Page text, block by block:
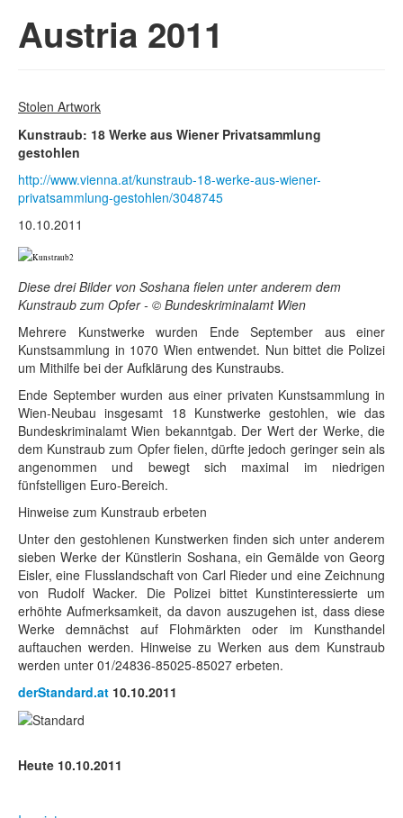
Austria 2011
Stolen Artwork
Kunstraub: 18 Werke aus Wiener Privatsammlung
gestohlen
http://www.vienna.at/kunstraub-18-werke-aus-wiener-
privatsammlung-gestohlen/3048745
10.10.2011
Diese drei Bilder von Soshana fielen unter anderem dem
Kunstraub zum Opfer - © Bundeskriminalamt Wien
Mehrere Kunstwerke wurden Ende September aus einer
Kunstsammlung in 1070 Wien entwendet. Nun bittet die Polizei
um Mithilfe bei der Aufklärung des Kunstraubs.
Ende September wurden aus einer privaten Kunstsammlung in
Wien-Neubau insgesamt 18 Kunstwerke gestohlen, wie das
Bundeskriminalamt Wien bekanntgab. Der Wert der Werke, die
dem Kunstraub zum Opfer fielen, dürfte jedoch geringer sein als
angenommen und bewegt sich maximal im niedrigen
fünfstelligen Euro-Bereich.
Hinweise zum Kunstraub erbeten
Unter den gestohlenen Kunstwerken finden sich unter anderem
sieben Werke der Künstlerin Soshana, ein Gemälde von Georg
Eisler, eine Flusslandschaft von Carl Rieder und eine Zeichnung
von Rudolf Wacker. Die Polizei bittet Kunstinteressierte um
erhöhte Aufmerksamkeit, da davon auszugehen ist, dass diese
Werke demnächst auf Flohmärkten oder im Kunsthandel
auftauchen werden. Hinweise zu Werken aus dem Kunstraub
werden unter 01/24836-85025-85027 erbeten.
derStandard.at 10.10.2011
Heute 10.10.2011